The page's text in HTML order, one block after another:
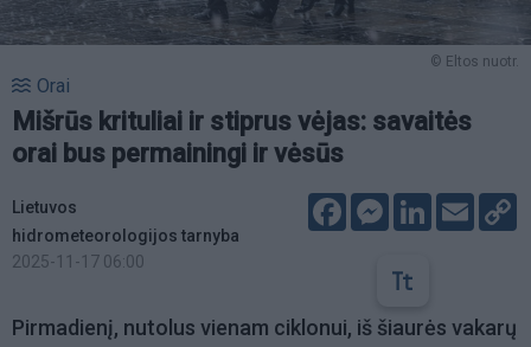
© Eltos nuotr.
Orai
Mišrūs krituliai ir stiprus vėjas: savaitės
orai bus permainingi ir vėsūs
Lietuvos
hidrometeorologijos tarnyba
2025-11-17 06:00
FacebookMessenger
LinkedIn
Email
Pirmadienį, nutolus vienam ciklonui, iš šiaurės vakarų